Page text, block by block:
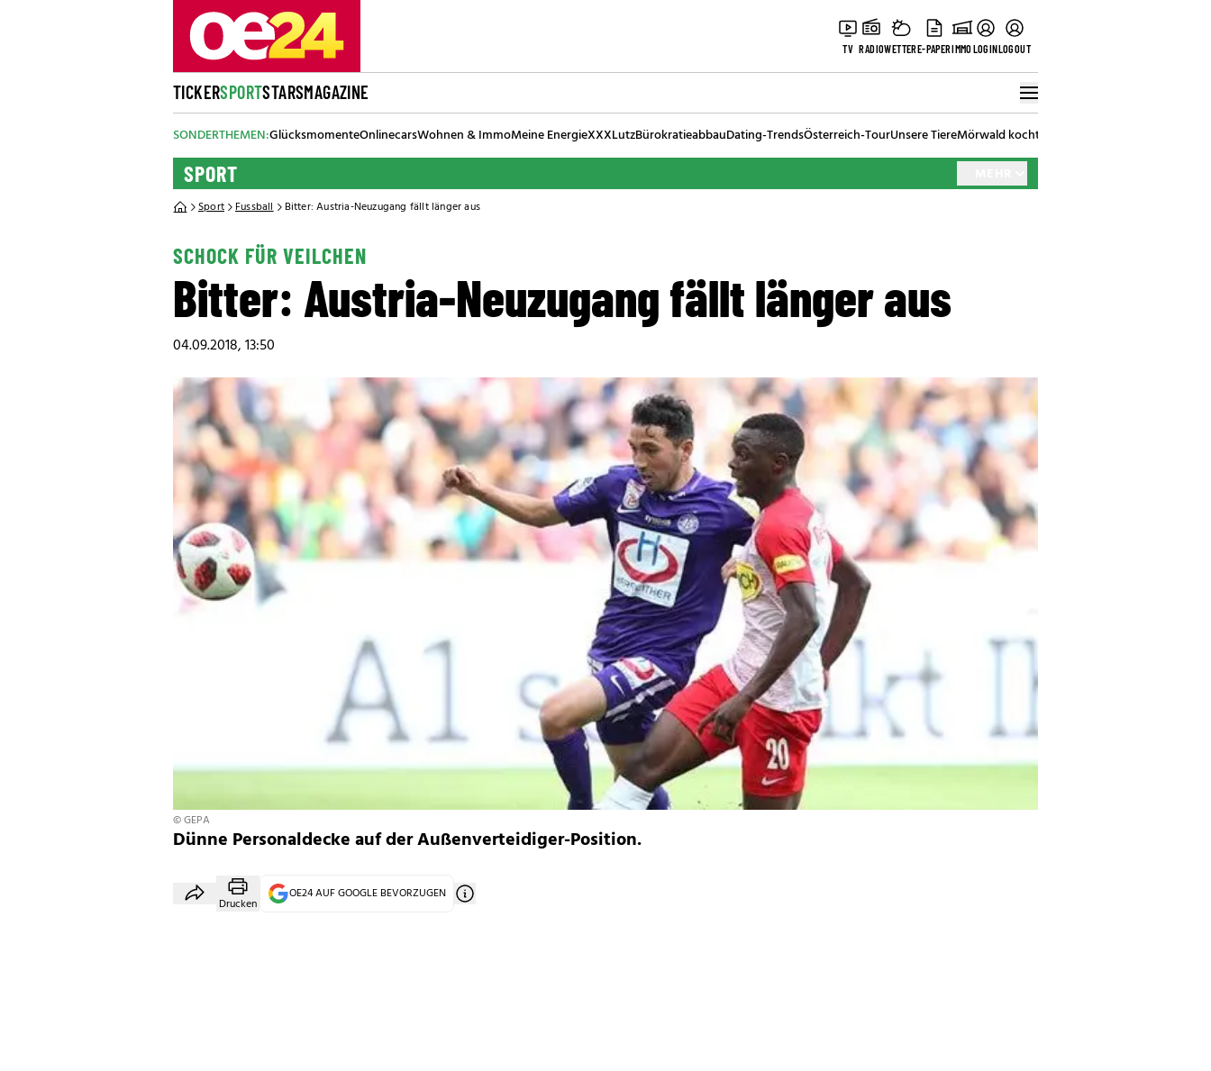
TV RADIOWETTERE-PAPERIMMOLOGINLOGOUT
TICKERSPORTSTARSMAGAZINE
SONDERTHEMEN:GlücksmomenteOnlinecarsWohnen & ImmoMeine EnergieXXXLutzBürokratieabbauDating-TrendsÖsterreich-TourUnsere TiereMörwald kocht
SPORT
Sport Fussball Bitter: Austria-Neuzugang fällt länger aus
SCHOCK FÜR VEILCHEN
Bitter: Austria-Neuzugang fällt länger aus
04.09.2018, 13:50
© GEPA
Dünne Personaldecke auf der Außenverteidiger-Position.
Drucken
OE24 AUF GOOGLE BEVORZUGEN